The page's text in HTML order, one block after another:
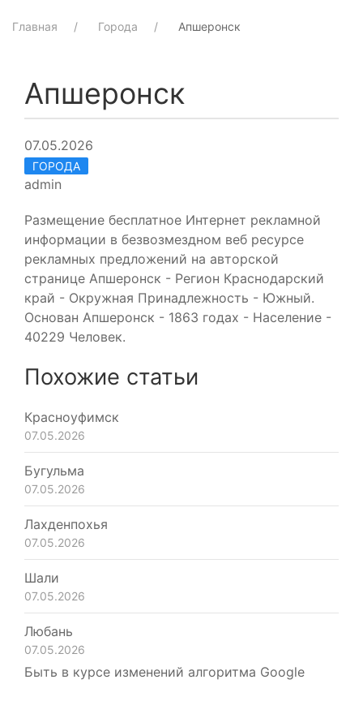
Главная Города Апшеронск
Апшеронск
07.05.2026
ГОРОДА
admin
Размещение бесплатное Интернет рекламной
информации в безвозмездном веб ресурсе
рекламных предложений на авторской
странице Апшеронск - Регион Краснодарский
край - Окружная Принадлежность - Южный.
Основан Апшеронск - 1863 годах - Население -
40229 Человек.
Похожие статьи
Красноуфимск
07.05.2026
Бугульма
07.05.2026
Лахденпохья
07.05.2026
Шали
07.05.2026
Любань
07.05.2026
Быть в курсе изменений алгоритма Google